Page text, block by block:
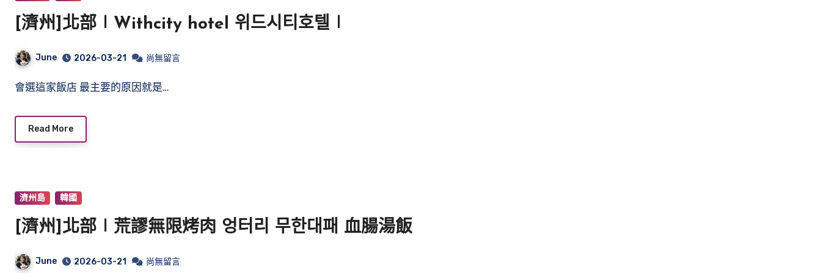
[濟州]北部∣Withcity hotel 위드시티호텔∣
June 2026-03-21 尚無留言
會選這家飯店 最主要的原因就是…
Read More
濟州島 韓國
[濟州]北部∣荒謬無限烤肉 엉터리 무한대패 血腸湯飯
June 2026-03-21 尚無留言